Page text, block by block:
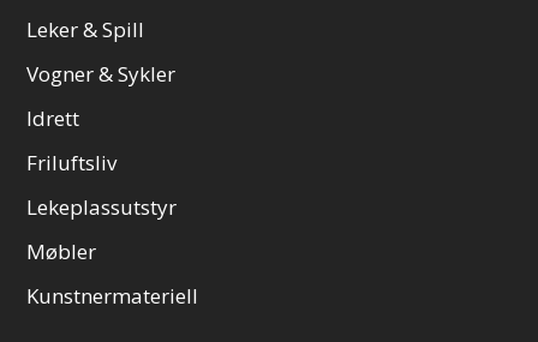
Leker & Spill
Vogner & Sykler
Idrett
Friluftsliv
Lekeplassutstyr
Møbler
Kunstnermateriell